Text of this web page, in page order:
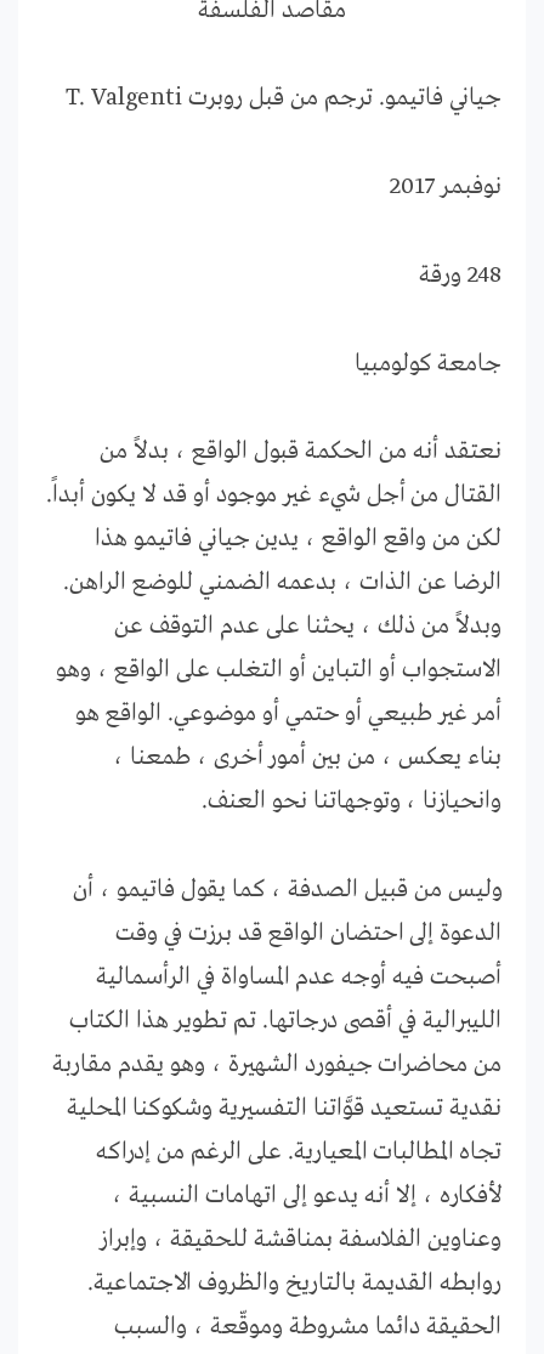
مقاصد الفلسفة
جياني فاتيمو. ترجم من قبل روبرت T. Valgenti
نوفبمر 2017
248 ورقة
جامعة كولومبيا
نعتقد أنه من الحكمة قبول الواقع ، بدلاً من
القتال من أجل شيء غير موجود أو قد لا يكون أبداً.
لكن من واقع الواقع ، يدين جياني فاتيمو هذا
الرضا عن الذات ، بدعمه الضمني للوضع الراهن.
وبدلاً من ذلك ، يحثنا على عدم التوقف عن
الاستجواب أو التباين أو التغلب على الواقع ، وهو
أمر غير طبيعي أو حتمي أو موضوعي. الواقع هو
بناء يعكس ، من بين أمور أخرى ، طمعنا ،
وانحيازنا ، وتوجهاتنا نحو العنف.
وليس من قبيل الصدفة ، كما يقول فاتيمو ، أن
الدعوة إلى احتضان الواقع قد برزت في وقت
أصبحت فيه أوجه عدم المساواة في الرأسمالية
الليبرالية في أقصى درجاتها. تم تطوير هذا الكتاب
من محاضرات جيفورد الشهيرة ، وهو يقدم مقاربة
نقدية تستعيد قوَّاتنا التفسيرية وشكوكنا المحلية
تجاه المطالبات المعيارية. على الرغم من إدراكه
لأفكاره ، إلا أنه يدعو إلى اتهامات النسبية ،
وعناوين الفلاسفة بمناقشة للحقيقة ، وإبراز
روابطه القديمة بالتاريخ والظروف الاجتماعية.
الحقيقة دائما مشروطة وموقّعة ، والسبب